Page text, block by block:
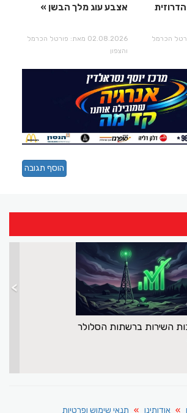
פורטל הכרמל
אצבע עוג מלך הבשן
02.08.2026 מאת: פורטל הכרמל
והצפון
הוסף תגובה
השירות ברשתות הסלולר
>
אודותינו תנאי שימוש ופרטיות